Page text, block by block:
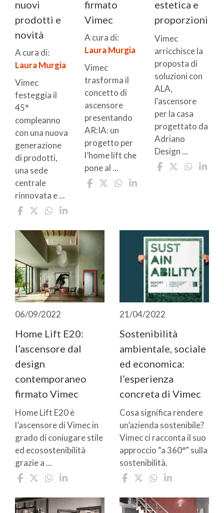
nuovi
prodotti e
novità
A cura di:
Laura Murgia
Vimec
festeggia il
45°
compleanno
con una nuova
generazione
di prodotti,
una sede
centrale
rinnovata e ...
firmato
Vimec
A cura di:
Laura Murgia
Vimec
trasforma il
concetto di
ascensore
presentando
AR:IA: un
progetto per
l’home lift che
pone al ...
estetica e
proporzioni
Vimec
arricchisce la
proposta di
soluzioni con
ALA,
l'ascensore
per la casa
progettato da
Adriano
Design ...
06/09/2022
Home Lift E20:
l’ascensore dal
design
contemporaneo
firmato Vimec
Home Lift E20 è
l’ascensore di Vimec in
grado di coniugare stile
ed ecosostenibilità
grazie a ...
21/04/2022
Sostenibilità
ambientale, sociale
ed economica:
l’esperienza
concreta di Vimec
Cosa significa rendere
un’azienda sostenibile?
Vimec ci racconta il suo
approccio “a 360°" sulla
sostenibilità.